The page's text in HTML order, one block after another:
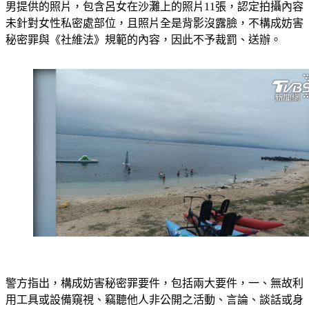
未針對女性私密處部位，且照片全是背影沒露臉，不構成妨害
秘密罪與《社維法》規範的內容，因此不予裁罰、送辦。
用工具或設備窺視、竊聽他人非公開之活動、言論、談話或身
體隱私部位者；二、無故以錄音、照相、錄影或電磁紀錄竊錄